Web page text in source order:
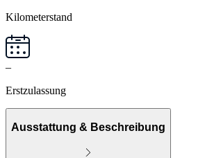
Kilometerstand
–
Erstzulassung
Ausstattung & Beschreibung